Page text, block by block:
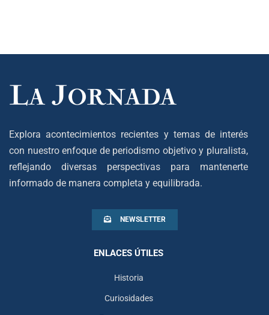
Explora acontecimientos recientes y temas de interés
con nuestro enfoque de periodismo objetivo y pluralista,
reflejando diversas perspectivas para mantenerte
informado de manera completa y equilibrada.
NEWSLETTER
ENLACES ÚTILES
Historia
Curiosidades